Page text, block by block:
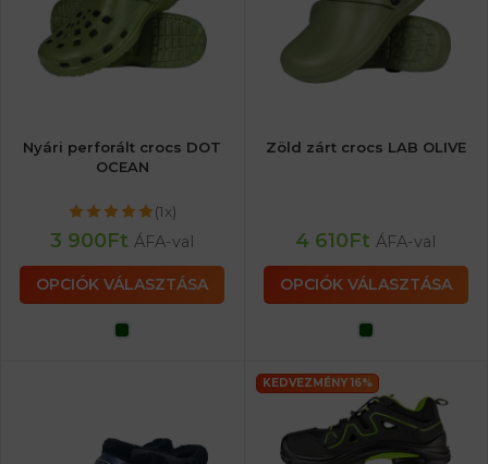
Nyári perforált crocs DOT
OCEAN
(1x)
3 900Ft ÁFA-val
OPCIÓK VÁLASZTÁSA
Zöld zárt crocs LAB OLIVE
4 610Ft ÁFA-val
OPCIÓK VÁLASZTÁSA
KEDVEZMÉNY 16%